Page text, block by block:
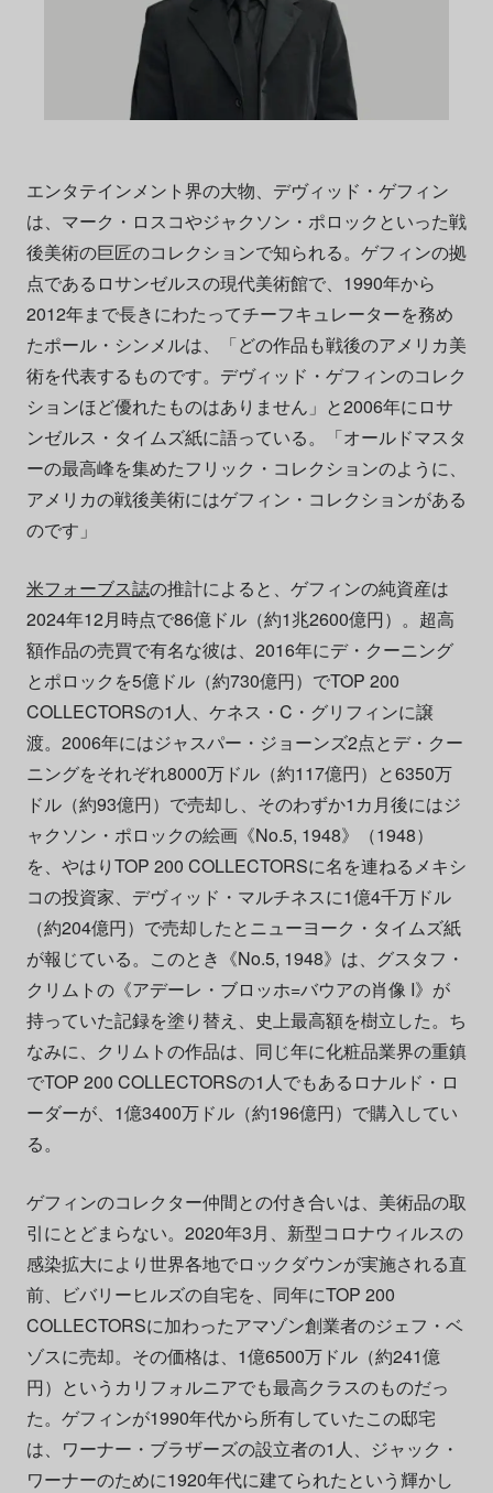
エンタテインメント界の大物、デヴィッド・ゲフィン
は、マーク・ロスコやジャクソン・ポロックといった戦
後美術の巨匠のコレクションで知られる。ゲフィンの拠
点であるロサンゼルスの現代美術館で、1990年から
2012年まで長きにわたってチーフキュレーターを務め
たポール・シンメルは、「どの作品も戦後のアメリカ美
術を代表するものです。デヴィッド・ゲフィンのコレク
ションほど優れたものはありません」と2006年にロサ
ンゼルス・タイムズ紙に語っている。「オールドマスタ
ーの最高峰を集めたフリック・コレクションのように、
アメリカの戦後美術にはゲフィン・コレクションがある
のです」
米フォーブス誌の推計によると、ゲフィンの純資産は
2024年12月時点で86億ドル（約1兆2600億円）。超高
額作品の売買で有名な彼は、2016年にデ・クーニング
とポロックを5億ドル（約730億円）でTOP 200
COLLECTORSの1人、ケネス・C・グリフィンに譲
渡。2006年にはジャスパー・ジョーンズ2点とデ・クー
ニングをそれぞれ8000万ドル（約117億円）と6350万
ドル（約93億円）で売却し、そのわずか1カ月後にはジ
ャクソン・ポロックの絵画《No.5, 1948》（1948）
を、やはりTOP 200 COLLECTORSに名を連ねるメキシ
コの投資家、デヴィッド・マルチネスに1億4千万ドル
（約204億円）で売却したとニューヨーク・タイムズ紙
が報じている。このとき《No.5, 1948》は、グスタフ・
クリムトの《アデーレ・ブロッホ=バウアの肖像 I》が
持っていた記録を塗り替え、史上最高額を樹立した。ち
なみに、クリムトの作品は、同じ年に化粧品業界の重鎮
でTOP 200 COLLECTORSの1人でもあるロナルド・ロ
ーダーが、1億3400万ドル（約196億円）で購入してい
る。
ゲフィンのコレクター仲間との付き合いは、美術品の取
引にとどまらない。2020年3月、新型コロナウィルスの
感染拡大により世界各地でロックダウンが実施される直
前、ビバリーヒルズの自宅を、同年にTOP 200
COLLECTORSに加わったアマゾン創業者のジェフ・ベ
ゾスに売却。その価格は、1億6500万ドル（約241億
円）というカリフォルニアでも最高クラスのものだっ
た。ゲフィンが1990年代から所有していたこの邸宅
は、ワーナー・ブラザーズの設立者の1人、ジャック・
ワーナーのために1920年代に建てられたという輝かし